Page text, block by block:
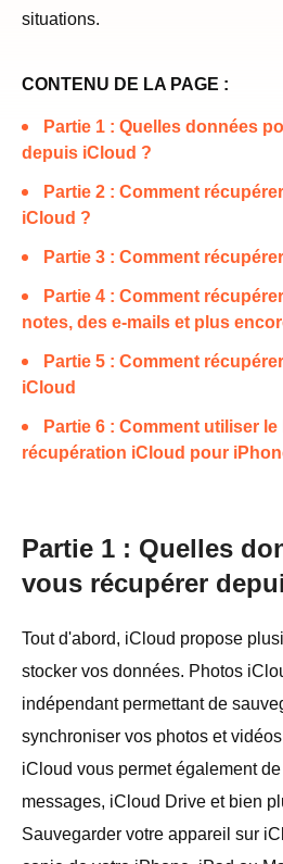
situations.
CONTENU DE LA PAGE :
Partie 1 : Quelles données
depuis iCloud ?
Partie 2 : Comment
iCloud ?
Partie 3 : Comment
Partie 4 : Comment
notes, des e-mails et plus
Partie 5 : Comment
iCloud
Partie 6 : Comment utiliser
récupération iCloud pour
Partie 1 : Quelles
vous récupérer
Tout d'abord, iCloud propose
stocker vos données. Photos
indépendant permettant de
synchroniser vos photos et
iCloud vous permet également
messages, iCloud Drive et bien
Sauvegarder votre appareil sur